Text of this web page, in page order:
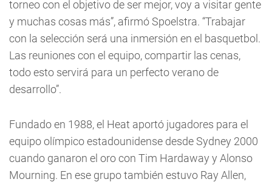
torneo con el objetivo de ser mejor, voy a visitar gente
y muchas cosas más”, afirmó Spoelstra. “Trabajar
con la selección será una inmersión en el basquetbol.
Las reuniones con el equipo, compartir las cenas,
todo esto servirá para un perfecto verano de
desarrollo”.
Fundado en 1988, el Heat aportó jugadores para el
equipo olímpico estadounidense desde Sydney 2000
cuando ganaron el oro con Tim Hardaway y Alonso
Mourning. En ese grupo también estuvo Ray Allen,